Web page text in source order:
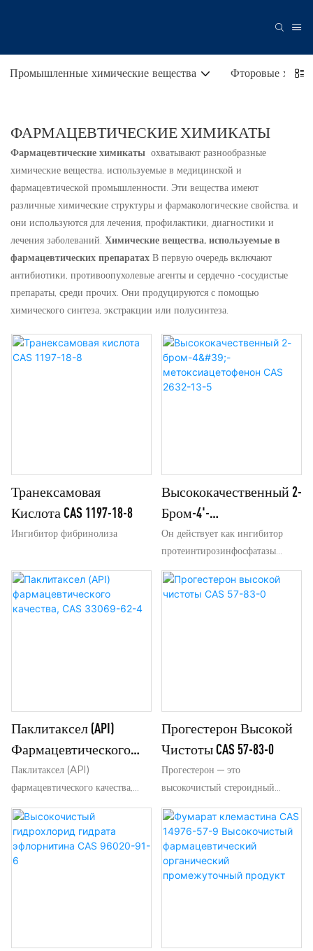
Промышленные химические вещества Фторовые
ФАРМАЦЕВТИЧЕСКИЕ ХИМИКАТЫ
Фармацевтические химикаты охватывают разнообразные
химические вещества, используемые в медицинской и
фармацевтической промышленности. Эти вещества имеют
различные химические структуры и фармакологические свойства, и
они используются для лечения, профилактики, диагностики и
лечения заболеваний. Химические вещества, используемые в
фармацевтических препаратах В первую очередь включают
антибиотики, противоопухолевые агенты и сердечно -сосудистые
препараты, среди прочих. Они продуцируются с помощью
химического синтеза, экстракции или полусинтеза.
Транексамовая
Кислота CAS 1197-18-8
Ингибитор фибринолиза
Высококачественный 2-
Бром-4'-
Метоксиацетофенон
CAS 2632-13-5
Он действует как ингибитор
протеинтирозинфосфатазы
(PTP).
Паклитаксел (API)
Фармацевтического
Качества, CAS 33069-62-4
Паклитаксел (API)
фармацевтического качества,
CAS 33069-62-4, сырье для
противоопухолевых
инъекционных препаратов.
Прогестерон Высокой
Чистоты CAS 57-83-0
Прогестерон — это
высокочистый стероидный
активный фармацевтический
ингредиент с номером CAS 57-
83-0. Он широко используется в
гормональных
фармацевтических препаратах